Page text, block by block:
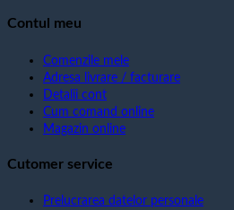
Contul meu
Comenzile mele
Adresa livrare / facturare
Detalii cont
Cum comand online
Magazin online
Cutomer service
Prelucrarea datelor personale